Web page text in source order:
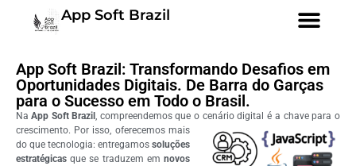
App Soft Brazil
App Soft Brazil: Transformando Desafios em
Oportunidades Digitais. De Barra do Garças
para o Sucesso em Todo o Brasil.
Na App Soft Brazil , compreendemos que o cenário digital é a chave para o
crescimento. Por isso, oferecemos mais
do que tecnologia: entregamos soluções
estratégicas que se traduzem em novos